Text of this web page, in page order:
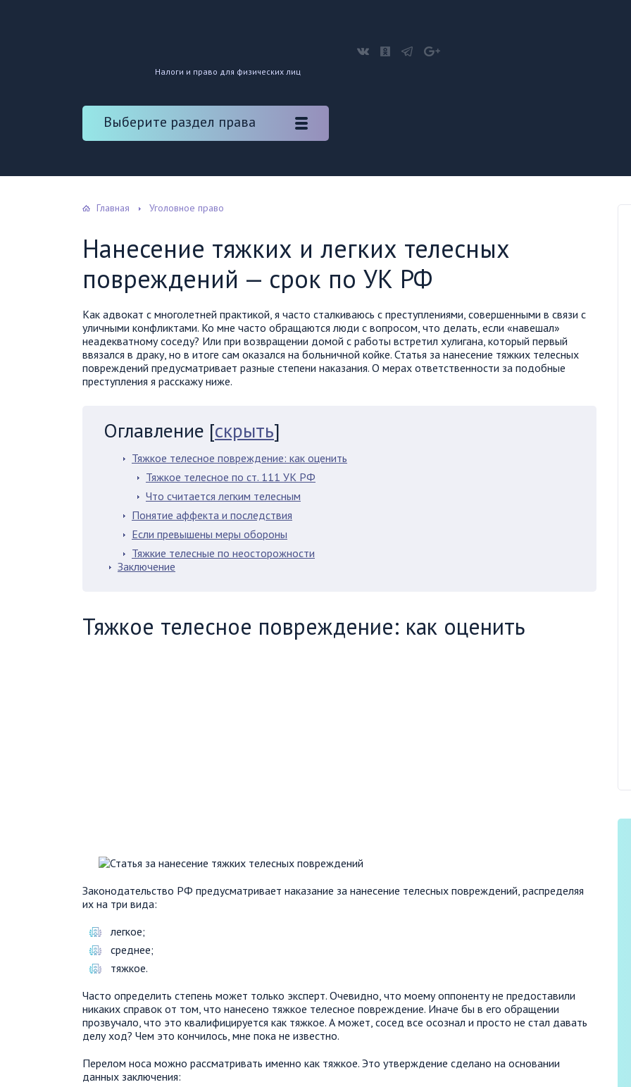
Налоги и право для физических лиц
Выберите раздел права
Главная Уголовное право
Нанесение тяжких и легких телесных
повреждений — срок по УК РФ
Как адвокат с многолетней практикой, я часто сталкиваюсь с преступлениями, совершенными в связи с
уличными конфликтами. Ко мне часто обращаются люди с вопросом, что делать, если «навешал»
неадекватному соседу? Или при возвращении домой с работы встретил хулигана, который первый
ввязался в драку, но в итоге сам оказался на больничной койке. Статья за нанесение тяжких телесных
повреждений предусматривает разные степени наказания. О мерах ответственности за подобные
преступления я расскажу ниже.
Оглавление [скрыть]
Тяжкое телесное повреждение: как оценить
Тяжкое телесное по ст. 111 УК РФ
Что считается легким телесным
Понятие аффекта и последствия
Если превышены меры обороны
Тяжкие телесные по неосторожности
Заключение
Тяжкое телесное повреждение: как оценить
Законодательство РФ предусматривает наказание за нанесение телесных повреждений, распределяя
их на три вида:
легкое;
среднее;
тяжкое.
Часто определить степень может только эксперт. Очевидно, что моему оппоненту не предоставили
никаких справок от том, что нанесено тяжкое телесное повреждение. Иначе бы в его обращении
прозвучало, что это квалифицируется как тяжкое. А может, сосед все осознал и просто не стал давать
делу ход? Чем это кончилось, мне пока не известно.
Перелом носа можно рассматривать именно как тяжкое. Это утверждение сделано на основании
данных заключения: